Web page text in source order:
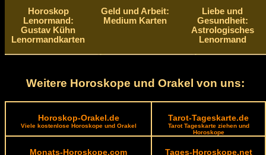
Horoskop
Lenormand:
Gustav Kühn
Lenormandkarten
Geld und Arbeit:
Medium Karten
Liebe und
Gesundheit:
Astrologisches
Lenormand
Weitere Horoskope und Orakel von uns:
Horoskop-Orakel.de
Viele kostenlose Horoskope und Orakel
Tarot-Tageskarte.de
Tarot Tageskarte ziehen und
Horoskope
Monats-Horoskope.com Tages-Horoskope.net